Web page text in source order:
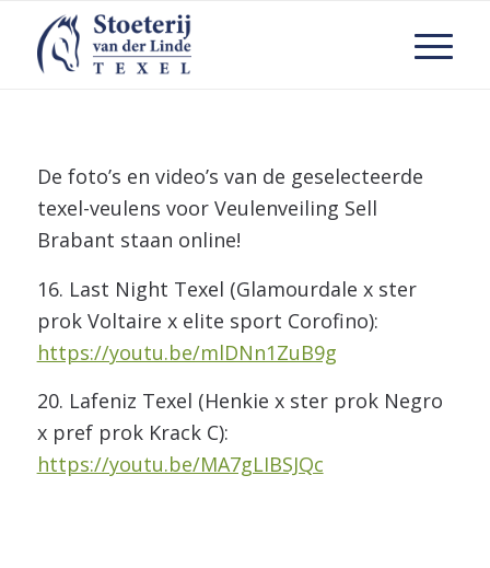
De foto’s en video’s van de geselecteerde
texel-veulens voor Veulenveiling Sell
Brabant staan online!
16. Last Night Texel (Glamourdale x ster
prok Voltaire x elite sport Corofino):
https://youtu.be/mlDNn1ZuB9g
20. Lafeniz Texel (Henkie x ster prok Negro
x pref prok Krack C):
https://youtu.be/MA7gLIBSJQc